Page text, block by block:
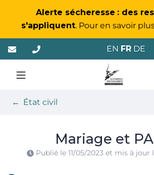
Alerte sécheresse : des
s'appliquent. Pour en savoir
Aller
au
contenu
EN FR DE
La
État civil
Mariage et
Publié le 11/05/2023 et mis à jour